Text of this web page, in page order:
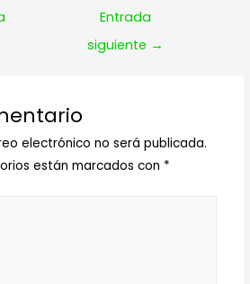
Entrada
siguiente →
electrónico no será publicada.
están marcados con *